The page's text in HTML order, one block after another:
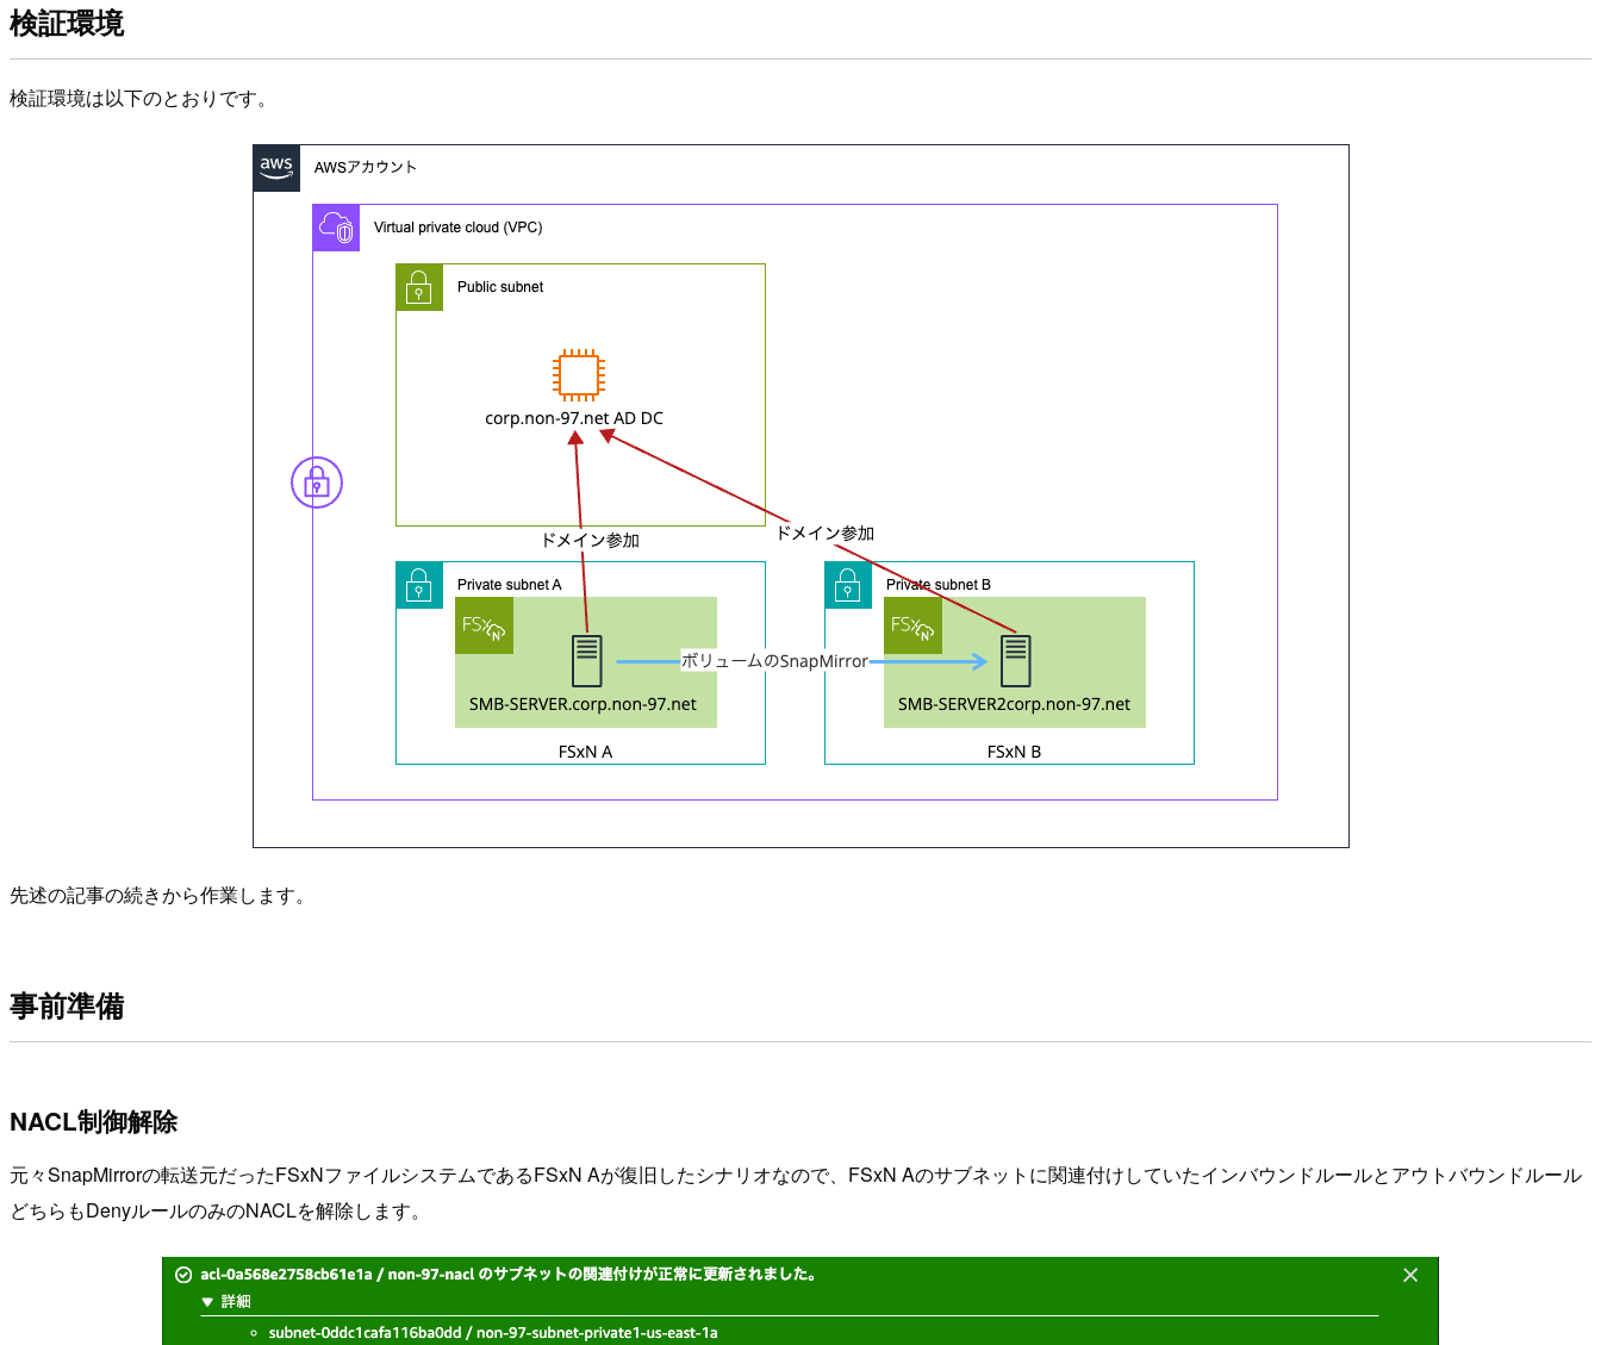
検証環境
検証環境は以下のとおりです。
先述の記事の続きから作業します。
事前準備
NACL制御解除
元々SnapMirrorの転送元だったFSxNファイルシステムであるFSxN Aが復旧したシナリオなので、FSxN Aのサブネットに関連付けしていたインバウンドルールとアウトバウンドルール
どちらもDenyルールのみのNACLを解除します。